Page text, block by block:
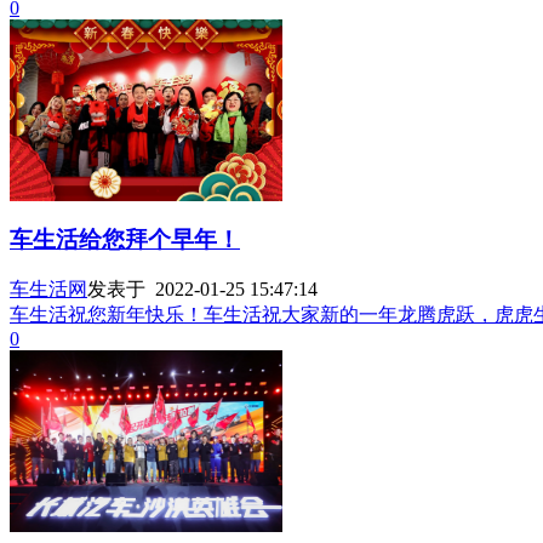
0
车生活给您拜个早年！
车生活网 发表于 2022-01-25 15:47:14
车生活祝您新年快乐！车生活祝大家新的一年龙腾虎跃，虎虎
0